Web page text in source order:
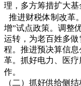
理，多方筹措扩大基
推进财税体制改革
增”试点政策。调整
运转，为老百姓多
程。推进预决算信
革。抓好电力、医
作。
（二）抓好供给侧